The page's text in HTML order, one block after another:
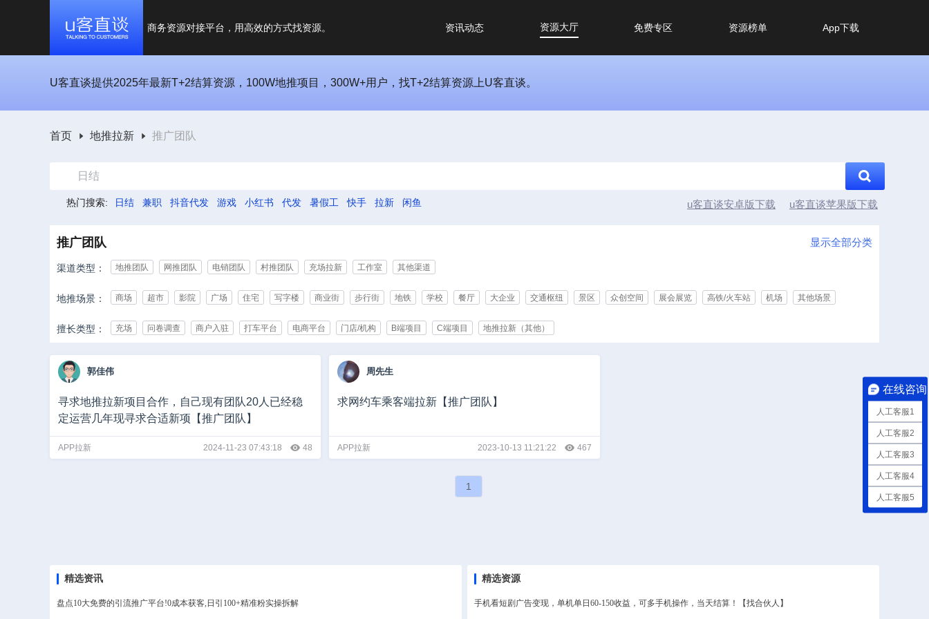
商务资源对接平台，用高效的方式找资源。 资讯动态 资源大厅 免费专区 资源榜单 App下载
U客直谈提供2025年最新T+2结算资源，100W地推项目，300W+用户，找T+2结算资源上U客直谈。
首页 地推拉新 推广团队
日结
热门搜索: 日结 兼职 抖音代发 游戏 小红书 代发 暑假工 快手 拉新 闲鱼 u客直谈安卓版下载 u客直谈苹果版下载
推广团队 显示全部分类
渠道类型： 地推团队 网推团队 电销团队 村推团队 充场拉新 工作室 其他渠道
地推场景： 商场 超市 影院 广场 住宅 写字楼 商业街 步行街 地铁 学校 餐厅 大企业 交通枢纽 景区 众创空间 展会展览 高铁/火车站 机场 其他场景
擅长类型： 充场 问卷调查 商户入驻 打车平台 电商平台 门店/机构 B端项目 C端项目 地推拉新（其他）
承接行业： IT/互联网 游戏 影视/动漫 亲子/母婴 教育/培训 化妆品/美容 快消/食品 企业服务 办公用品/生活用品 旅游
能源/制造
团队规模： 0-10人 10-50人 50-500人 500-1000人 1000人以上
推广日量： 1-50 50-500 500-5000 5000-10000
郭佳伟
寻求地推拉新项目合作，自己现有团队20人已经稳
定运营几年现寻求合适新项【推广团队】
APP拉新 2024-11-23 07:43:18 48
周先生
求网约车乘客端拉新【推广团队】
APP拉新 2023-10-13 11:21:22 467
1
精选资讯
盘点10大免费的引流推广平台!0成本获客,日引100+精准粉实操拆解
精选资源
手机看短剧广告变现，单机单日60-150收益，可多手机操作，当天结算！【找合伙人】
在线咨询
人工客服1
人工客服2
人工客服3
人工客服4
人工客服5